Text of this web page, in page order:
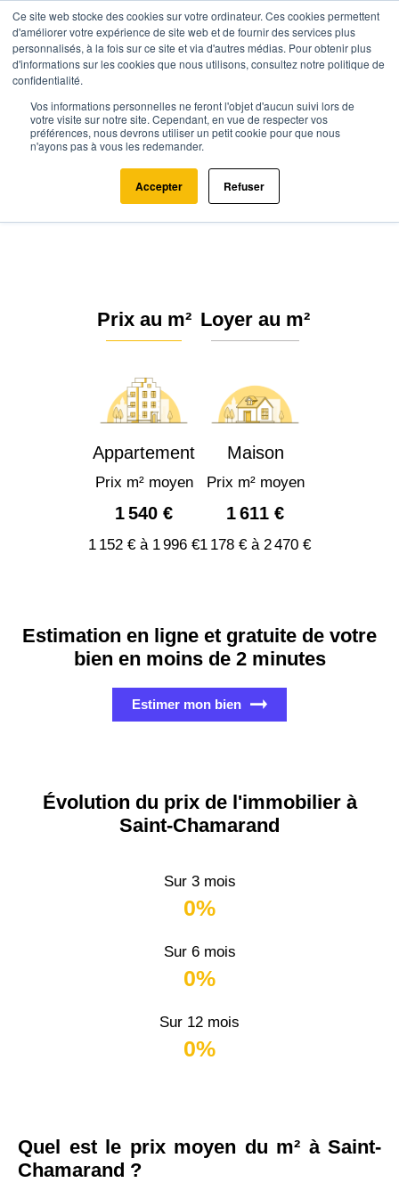
Ce site web stocke des cookies sur votre ordinateur. Ces cookies permettent
d'améliorer votre expérience de site web et de fournir des services plus
personnalisés, à la fois sur ce site et via d'autres médias. Pour obtenir plus
d'informations sur les cookies que nous utilisons, consultez notre politique de
confidentialité.
Vos informations personnelles ne feront l'objet d'aucun suivi lors de
votre visite sur notre site. Cependant, en vue de respecter vos
préférences, nous devrons utiliser un petit cookie pour que nous
n'ayons pas à vous les redemander.
Accepter Refuser
Agence.immo Prix immobilier Occitanie Lot
Saint-Chamarand (46310)
Estimation immobilière à Saint-
Chamarand : Prix m² 2026
Prix au m²
Appartement
Prix m² moyen
1 540 €
1 152 € à 1 996 €
Loyer au m²
Maison
Prix m² moyen
1 611 €
1 178 € à 2 470 €
Estimation en ligne et gratuite de votre
bien en moins de 2 minutes
Estimer mon bien
Évolution du prix de l'immobilier à
Saint-Chamarand
Sur 3 mois
0%
Sur 6 mois
0%
Sur 12 mois
0%
Quel est le prix moyen du m² à Saint-
Chamarand ?